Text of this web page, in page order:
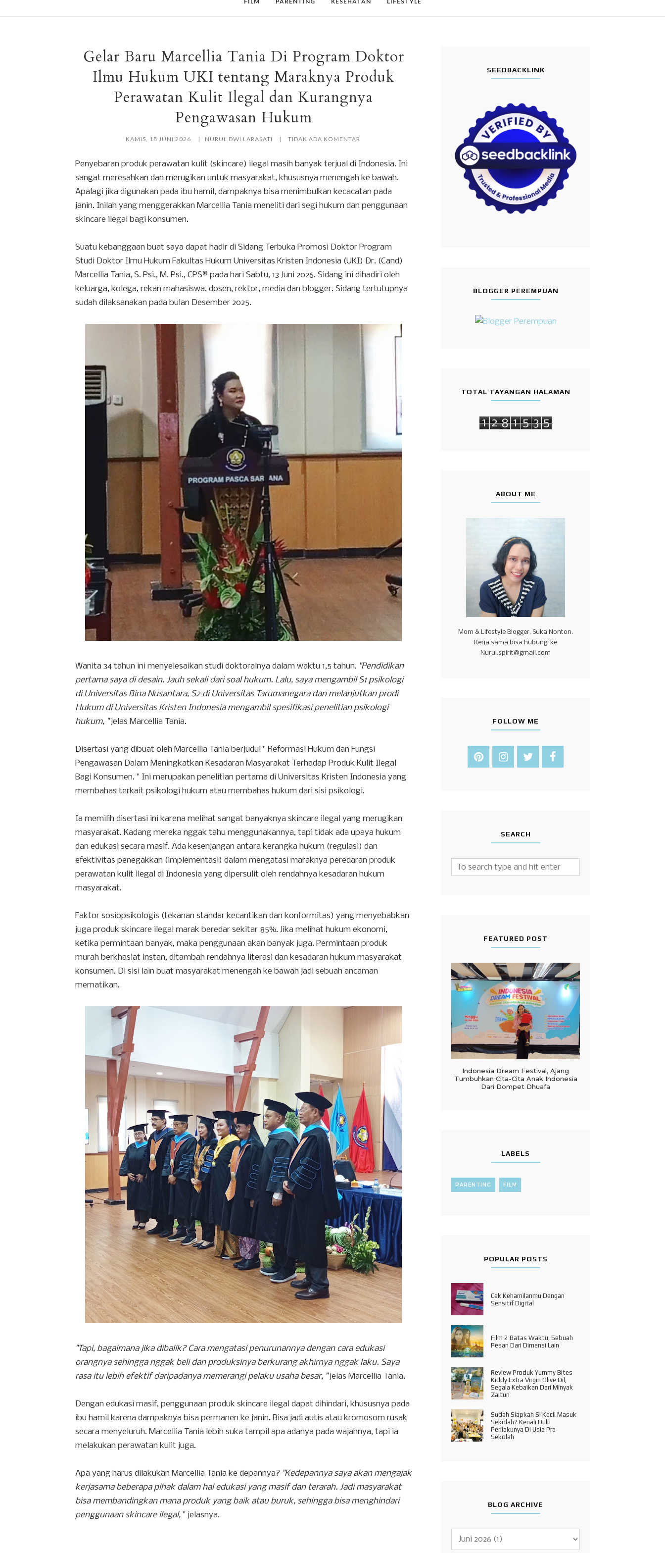
Gelar Baru Marcellia Tania Di Program Doktor
Ilmu Hukum UKI tentang Maraknya Produk
Perawatan Kulit Ilegal dan Kurangnya
Pengawasan Hukum
KAMIS, 18 JUNI 2026 NURUL DWI LARASATI TIDAK ADA KOMENTAR
Penyebaran produk perawatan kulit (skincare) ilegal masih banyak terjual di Indonesia. Ini
sangat meresahkan dan merugikan untuk masyarakat, khususnya menengah ke bawah.
Apalagi jika digunakan pada ibu hamil, dampaknya bisa menimbulkan kecacatan pada
janin. Inilah yang menggerakkan Marcellia Tania meneliti dari segi hukum dan penggunaan
skincare ilegal bagi konsumen.
Suatu kebanggaan buat saya dapat hadir di Sidang Terbuka Promosi Doktor Program
Studi Doktor Ilmu Hukum Fakultas Hukum Universitas Kristen Indonesia (UKI) Dr. (Cand)
Marcellia Tania, S. Psi., M. Psi., CPS® pada hari Sabtu, 13 Juni 2026. Sidang ini dihadiri oleh
keluarga, kolega, rekan mahasiswa, dosen, rektor, media dan blogger. Sidang tertutupnya
sudah dilaksanakan pada bulan Desember 2025.
Wanita 34 tahun ini menyelesaikan studi doktoralnya dalam waktu 1,5 tahun. "Pendidikan
pertama saya di desain. Jauh sekali dari soal hukum. Lalu, saya mengambil S1 psikologi
di Universitas Bina Nusantara, S2 di Universitas Tarumanegara dan melanjutkan prodi
Hukum di Universitas Kristen Indonesia mengambil spesifikasi penelitian psikologi
hukum, "jelas Marcellia Tania.
Disertasi yang dibuat oleh Marcellia Tania berjudul " Reformasi Hukum dan Fungsi
Pengawasan Dalam Meningkatkan Kesadaran Masyarakat Terhadap Produk Kulit Ilegal
Bagi Konsumen. " Ini merupakan penelitian pertama di Universitas Kristen Indonesia yang
membahas terkait psikologi hukum atau membahas hukum dari sisi psikologi.
Ia memilih disertasi ini karena melihat sangat banyaknya skincare ilegal yang merugikan
masyarakat. Kadang mereka nggak tahu menggunakannya, tapi tidak ada upaya hukum
dan edukasi secara masif. Ada kesenjangan antara kerangka hukum (regulasi) dan
efektivitas penegakkan (implementasi) dalam mengatasi maraknya peredaran produk
perawatan kulit ilegal di Indonesia yang dipersulit oleh rendahnya kesadaran hukum
masyarakat.
Faktor sosiopsikologis (tekanan standar kecantikan dan konformitas) yang menyebabkan
juga produk skincare ilegal marak beredar sekitar 85%. Jika melihat hukum ekonomi,
ketika permintaan banyak, maka penggunaan akan banyak juga. Permintaan produk
murah berkhasiat instan, ditambah rendahnya literasi dan kesadaran hukum masyarakat
konsumen. Di sisi lain buat masyarakat menengah ke bawah jadi sebuah ancaman
mematikan.
"Tapi, bagaimana jika dibalik? Cara mengatasi penurunannya dengan cara edukasi
orangnya sehingga nggak beli dan produksinya berkurang akhirnya nggak laku. Saya
rasa itu lebih efektif daripadanya memerangi pelaku usaha besar, "jelas Marcellia Tania.
Dengan edukasi masif, penggunaan produk skincare ilegal dapat dihindari, khususnya pada
ibu hamil karena dampaknya bisa permanen ke janin. Bisa jadi autis atau kromosom rusak
secara menyeluruh. Marcellia Tania lebih suka tampil apa adanya pada wajahnya, tapi ia
melakukan perawatan kulit juga.
Apa yang harus dilakukan Marcellia Tania ke depannya? "Kedepannya saya akan mengajak
kerjasama beberapa pihak dalam hal edukasi yang masif dan terarah. Jadi masyarakat
bisa membandingkan mana produk yang baik atau buruk, sehingga bisa menghindari
penggunaan skincare ilegal, " jelasnya.
SEEDBACKLINK
BLOGGER PEREMPUAN
TOTAL TAYANGAN HALAMAN
1 2 8 1 5 3 5
ABOUT ME
Mom & Lifestyle Blogger, Suka Nonton.
Kerja sama bisa hubungi ke
Nurul.spirit@gmail.com
FOLLOW ME
SEARCH
FEATURED POST
Indonesia Dream Festival, Ajang
Tumbuhkan Cita-Cita Anak Indonesia
Dari Dompet Dhuafa
LABELS
PARENTING FILM
POPULAR POSTS
Cek Kehamilanmu Dengan
Sensitif Digital
Film 2 Batas Waktu, Sebuah
Pesan Dari Dimensi Lain
Review Produk Yummy Bites
Kiddy Extra Virgin Olive Oil,
Segala Kebaikan Dari Minyak
Zaitun
Sudah Siapkah Si Kecil Masuk
Sekolah? Kenali Dulu
Perilakunya Di Usia Pra
Sekolah
BLOG ARCHIVE